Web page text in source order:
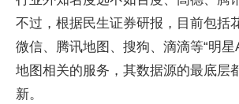
不过，根据民生证券研报，目前包括
微信、腾讯地图、搜狗、滴滴等“明星
地图相关的服务，其数据源的最底层
新。